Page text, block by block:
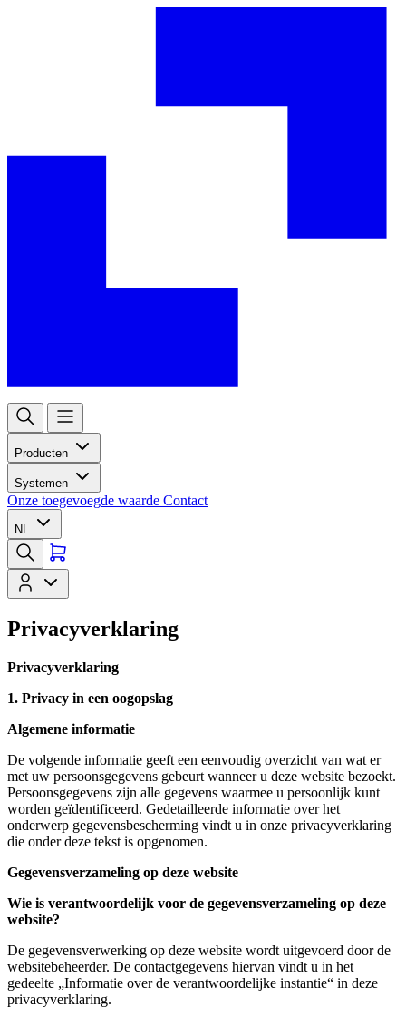
Producten
Systemen
Onze toegevoegde waarde Contact
NL
Privacyverklaring
Privacyverklaring
1. Privacy in een oogopslag
Algemene informatie
De volgende informatie geeft een eenvoudig overzicht van wat er
met uw persoonsgegevens gebeurt wanneer u deze website bezoekt.
Persoonsgegevens zijn alle gegevens waarmee u persoonlijk kunt
worden geïdentificeerd. Gedetailleerde informatie over het
onderwerp gegevensbescherming vindt u in onze privacyverklaring
die onder deze tekst is opgenomen.
Gegevensverzameling op deze website
Wie is verantwoordelijk voor de gegevensverzameling op deze
website?
De gegevensverwerking op deze website wordt uitgevoerd door de
websitebeheerder. De contactgegevens hiervan vindt u in het
gedeelte „Informatie over de verantwoordelijke instantie“ in deze
privacyverklaring.